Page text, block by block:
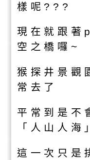
樣呢???
現在就跟著
空之橋囉~
猴探井景觀
常去了
平常到是不
「人山人海
這一次只是